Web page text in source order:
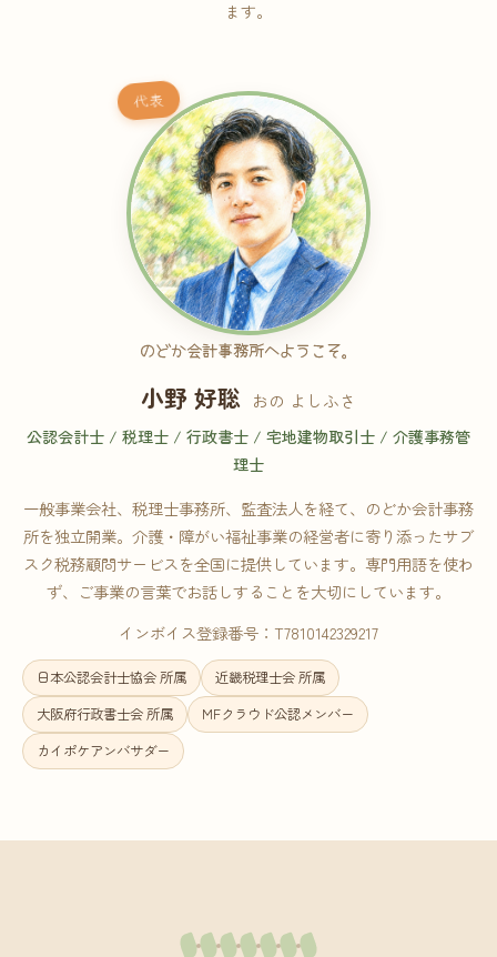
ます。
代表
のどか会計事務所へようこそ。
小野 好聡 おの よしふさ
公認会計士 / 税理士 / 行政書士 / 宅地建物取引士 / 介護事務管
理士
一般事業会社、税理士事務所、監査法人を経て、のどか会計事務
所を独立開業。介護・障がい福祉事業の経営者に寄り添ったサブ
スク税務顧問サービスを全国に提供しています。専門用語を使わ
ず、ご事業の言葉でお話しすることを大切にしています。
インボイス登録番号：T7810142329217
日本公認会計士協会 所属
近畿税理士会 所属
大阪府行政書士会 所属
MFクラウド公認メンバー
カイポケアンバサダー